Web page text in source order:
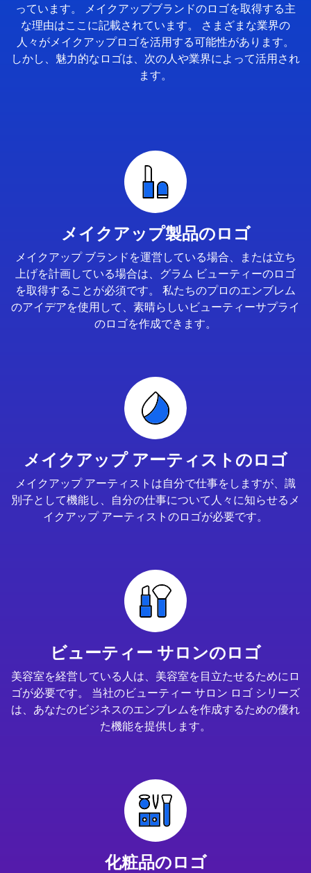
っています。 メイクアップブランドのロゴを取得する主
な理由はここに記載されています。 さまざまな業界の
人々がメイクアップロゴを活用する可能性があります。
しかし、魅力的なロゴは、次の人や業界によって活用され
ます。
メイクアップ製品のロゴ
メイクアップ ブランドを運営している場合、または立ち
上げを計画している場合は、グラム ビューティーのロゴ
を取得することが必須です。 私たちのプロのエンブレム
のアイデアを使用して、素晴らしいビューティーサプライ
のロゴを作成できます。
メイクアップ アーティストのロゴ
メイクアップ アーティストは自分で仕事をしますが、識
別子として機能し、自分の仕事について人々に知らせるメ
イクアップ アーティストのロゴが必要です。
ビューティー サロンのロゴ
美容室を経営している人は、美容室を目立たせるためにロ
ゴが必要です。 当社のビューティー サロン ロゴ シリーズ
は、あなたのビジネスのエンブレムを作成するための優れ
た機能を提供します。
化粧品のロゴ